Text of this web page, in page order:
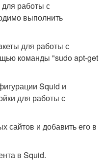
работы с
выполнить
для работы с
команды "sudo apt-get
Squid и
для работы с
сайтов и добавить его в
в Squid.